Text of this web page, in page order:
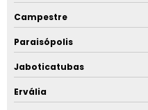
Campestre
Paraisópolis
Jaboticatubas
Ervália